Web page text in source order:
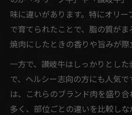
味に違いがあります。特にオリ
で育てられたことで、脂の質がま
焼肉にしたときの香りや旨みが際
一方で、讃岐牛はしっかりとし
で、ヘルシー志向の方にも人気
は、これらのブランド肉を盛り
多く、部位ごとの違いを比較し